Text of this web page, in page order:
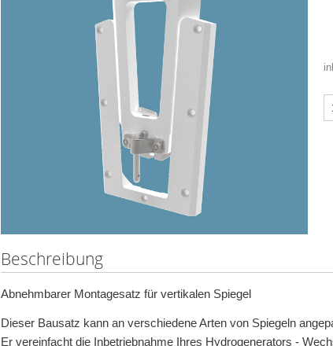
Beschreibung
Abnehmbarer Montagesatz für vertikalen Spiegel
Dieser Bausatz kann an verschiedene Arten von Spiegeln
Er vereinfacht die Inbetriebnahme Ihres Hydrogenerators -